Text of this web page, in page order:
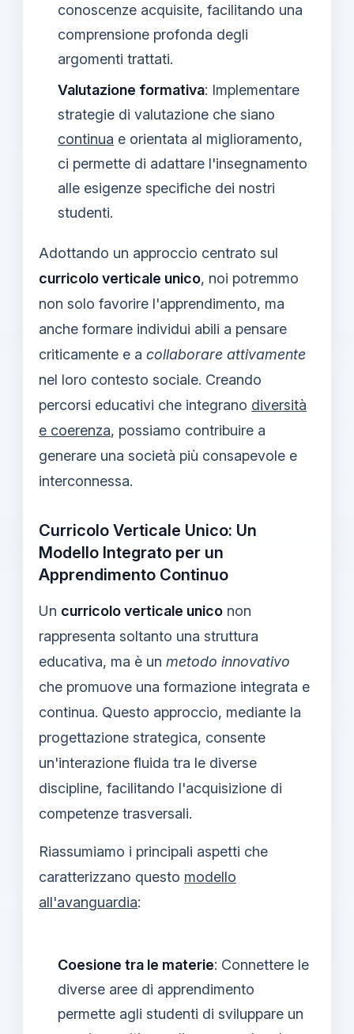
conoscenze acquisite, facilitando una
comprensione profonda degli
argomenti trattati.
Valutazione formativa: Implementare
strategie di valutazione che siano
continua e orientata al miglioramento,
ci permette di adattare l'insegnamento
alle esigenze specifiche dei nostri
studenti.
Adottando un approccio centrato sul
curricolo verticale unico, noi potremmo
non solo favorire l'apprendimento, ma
anche formare individui abili a pensare
criticamente e a collaborare attivamente
nel loro contesto sociale. Creando
percorsi educativi che integrano diversità
e coerenza, possiamo contribuire a
generare una società più consapevole e
interconnessa.
Curricolo Verticale Unico: Un
Modello Integrato per un
Apprendimento Continuo
Un curricolo verticale unico non
rappresenta soltanto una struttura
educativa, ma è un metodo innovativo
che promuove una formazione integrata e
continua. Questo approccio, mediante la
progettazione strategica, consente
un'interazione fluida tra le diverse
discipline, facilitando l'acquisizione di
competenze trasversali.
Riassumiamo i principali aspetti che
caratterizzano questo modello
all'avanguardia:
Coesione tra le materie: Connettere le
diverse aree di apprendimento
permette agli studenti di sviluppare un